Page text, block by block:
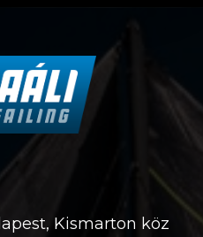
Kismarton köz